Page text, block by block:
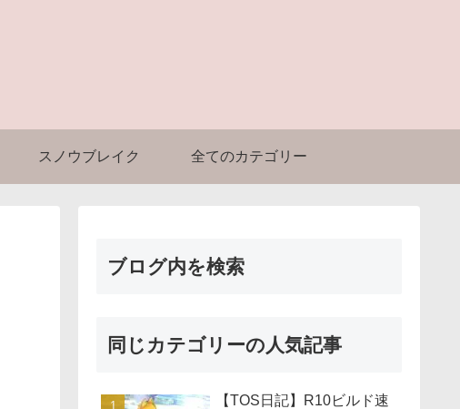
スノウブレイク 全てのカテゴリー
ブログ内を検索
同じカテゴリーの人気記事
【TOS日記】R10ビルド速